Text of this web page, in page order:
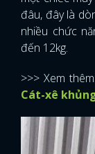
đâu, đây là
nhiều chức
đến 12kg.
>>> Xem thêm:
Cát-xê